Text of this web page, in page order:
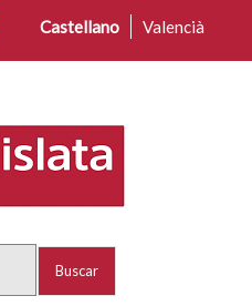
Castellano Valencià